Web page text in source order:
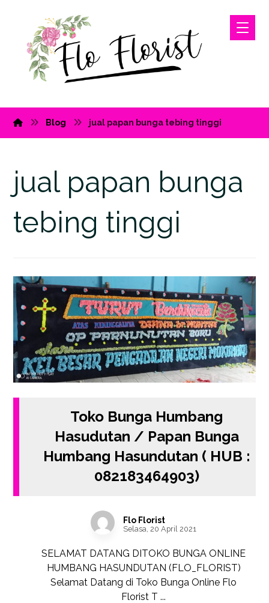
Blog jual papan bunga tebing tinggi
jual papan bunga
tebing tinggi
Toko Bunga Humbang
Hasudutan / Papan Bunga
Humbang Hasundutan ( HUB :
082183464903)
Flo Florist
Selasa, 20 April 2021
SELAMAT DATANG DITOKO BUNGA ONLINE
HUMBANG HASUNDUTAN (FLO_FLORIST)
Selamat Datang di Toko Bunga Online Flo
Florist T ...